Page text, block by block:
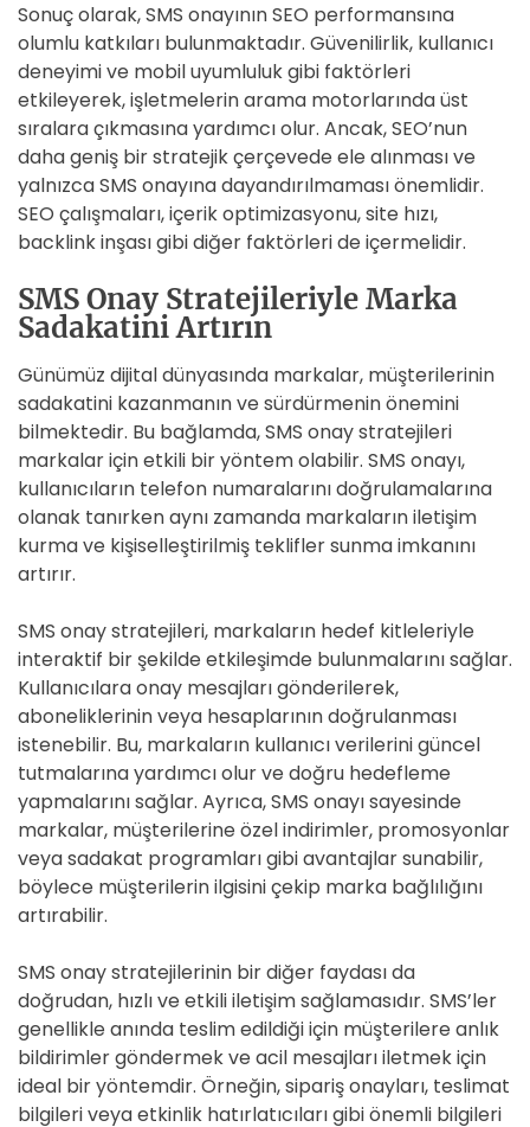
Sonuç olarak, SMS onayının SEO performansına
olumlu katkıları bulunmaktadır. Güvenilirlik, kullanıcı
deneyimi ve mobil uyumluluk gibi faktörleri
etkileyerek, işletmelerin arama motorlarında üst
sıralara çıkmasına yardımcı olur. Ancak, SEO’nun
daha geniş bir stratejik çerçevede ele alınması ve
yalnızca SMS onayına dayandırılmaması önemlidir.
SEO çalışmaları, içerik optimizasyonu, site hızı,
backlink inşası gibi diğer faktörleri de içermelidir.
SMS Onay Stratejileriyle Marka
Sadakatini Artırın
Günümüz dijital dünyasında markalar, müşterilerinin
sadakatini kazanmanın ve sürdürmenin önemini
bilmektedir. Bu bağlamda, SMS onay stratejileri
markalar için etkili bir yöntem olabilir. SMS onayı,
kullanıcıların telefon numaralarını doğrulamalarına
olanak tanırken aynı zamanda markaların iletişim
kurma ve kişiselleştirilmiş teklifler sunma imkanını
artırır.
SMS onay stratejileri, markaların hedef kitleleriyle
interaktif bir şekilde etkileşimde bulunmalarını sağlar.
Kullanıcılara onay mesajları gönderilerek,
aboneliklerinin veya hesaplarının doğrulanması
istenebilir. Bu, markaların kullanıcı verilerini güncel
tutmalarına yardımcı olur ve doğru hedefleme
yapmalarını sağlar. Ayrıca, SMS onayı sayesinde
markalar, müşterilerine özel indirimler, promosyonlar
veya sadakat programları gibi avantajlar sunabilir,
böylece müşterilerin ilgisini çekip marka bağlılığını
artırabilir.
SMS onay stratejilerinin bir diğer faydası da
doğrudan, hızlı ve etkili iletişim sağlamasıdır. SMS’ler
genellikle anında teslim edildiği için müşterilere anlık
bildirimler göndermek ve acil mesajları iletmek için
ideal bir yöntemdir. Örneğin, sipariş onayları, teslimat
bilgileri veya etkinlik hatırlatıcıları gibi önemli bilgileri